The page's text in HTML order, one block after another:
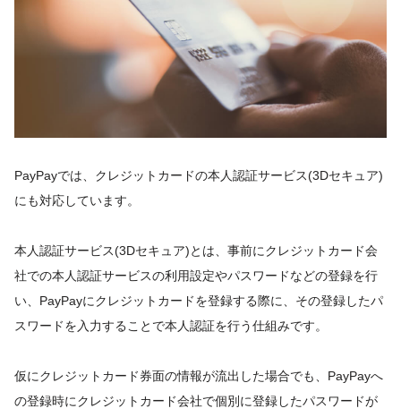
PayPayでは、クレジットカードの本人認証サービス(3Dセキュア)
にも対応しています。
本人認証サービス(3Dセキュア)とは、事前にクレジットカード会
社での本人認証サービスの利用設定やパスワードなどの登録を行
い、PayPayにクレジットカードを登録する際に、その登録したパ
スワードを入力することで本人認証を行う仕組みです。
仮にクレジットカード券面の情報が流出した場合でも、PayPayへ
の登録時にクレジットカード会社で個別に登録したパスワードが